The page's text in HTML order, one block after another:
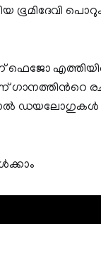
ഭൂമിദേവി
ഗാനത്തിന്‍റെ